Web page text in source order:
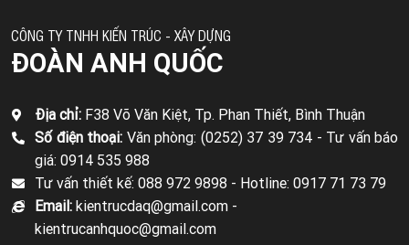
CÔNG TY TNHH KIẾN TRÚC - XÂY DỰNG
ĐOÀN ANH QUỐC
Địa chỉ: F38 Võ Văn Kiệt, Tp. Phan Thiết, Bình Thuận
Số điện thoại: Văn phòng: (0252) 37 39 734 - Tư vấn báo
giá: 0914 535 988
Tư vấn thiết kế: 088 972 9898 - Hotline: 0917 71 73 79
Email: kientrucdaq@gmail.com -
kientrucanhquoc@gmail.com